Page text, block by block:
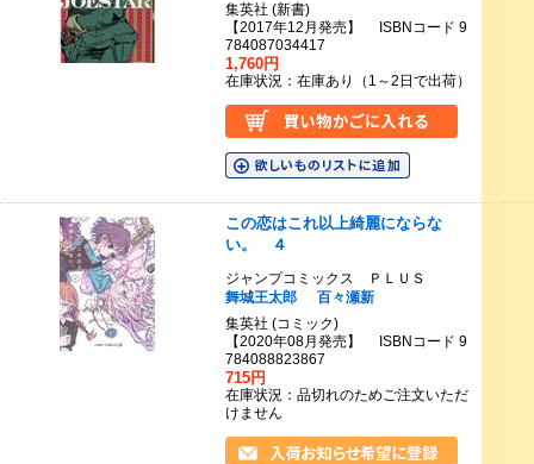
集英社 (新書)
【2017年12月発売】 ISBNコード 9
784087034417
1,760円
在庫状況：在庫あり（1～2日で出荷）
この恋はこれ以上綺麗にならな
い。 ４
ジャンプコミックス ＰＬＵＳ
舞城王太郎
百々瀬新
集英社 (コミック)
【2020年08月発売】 ISBNコード 9
784088823867
715円
在庫状況：品切れのためご注文いただ
けません